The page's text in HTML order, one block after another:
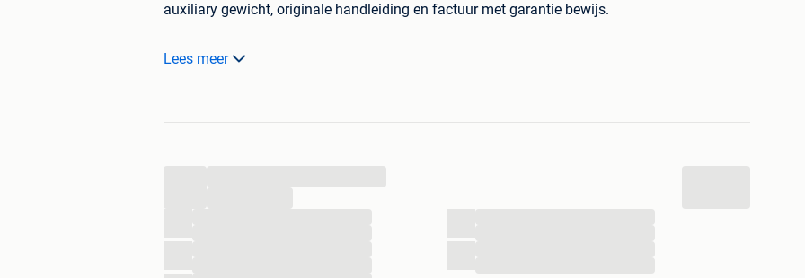
auxiliary gewicht, originale handleiding en factuur met garantie bewijs.
Werkt naar behoren!
Lees meer